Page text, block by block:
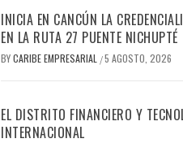
INICIA EN CANCÚN LA
EN LA RUTA 27 PUENTE NICHUPTÉ
BYCARIBE EMPRESARIAL /5 AGOSTO, 2026
EL DISTRITO FINANCIERO Y
INTERNACIONAL